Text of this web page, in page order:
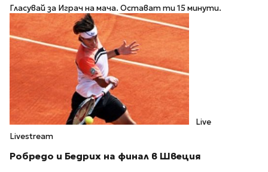
Гласувай за Играч на мача. Остават ти 15 минути.
Live
Livestream
Робредо и Бедрих на финал в Швеция